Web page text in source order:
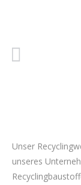
Unser
unseres